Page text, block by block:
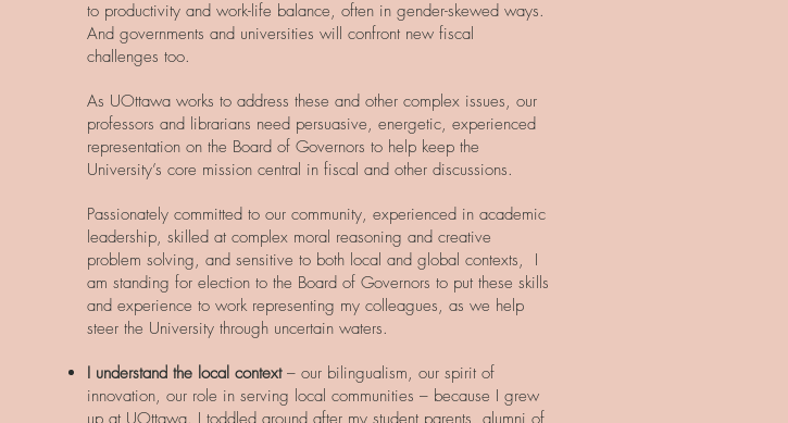
to productivity and work-life balance, often in gender-skewed ways.
And governments and universities will confront new fiscal
challenges too.
As UOttawa works to address these and other complex issues, our
professors and librarians need persuasive, energetic, experienced
representation on the Board of Governors to help keep the
University’s core mission central in fiscal and other discussions.
Passionately committed to our community, experienced in academic
leadership, skilled at complex moral reasoning and creative
problem solving, and sensitive to both local and global contexts, I
am standing for election to the Board of Governors to put these skills
and experience to work representing my colleagues, as we help
steer the University through uncertain waters.
I understand the local context – our bilingualism, our spirit of
innovation, our role in serving local communities – because I grew
up at UOttawa. I toddled around after my student parents, alumni of